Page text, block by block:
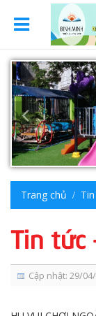
Trang chủ
Tin tức
Cập nhật: 29/